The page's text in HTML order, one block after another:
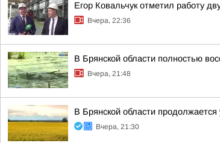
Егор Ковальчук отметил работу
Вчера, 22:36
В Брянской области полностью
Вчера, 21:48
В Брянской области
Вчера, 21:30